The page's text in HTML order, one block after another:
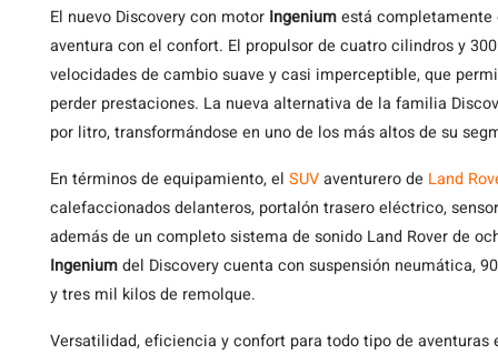
El nuevo Discovery con motor Ingeniumestá completamente
aventura con el confort. El propulsor de cuatro cilindros y
velocidades de cambio suave y casi imperceptible, que
perder prestaciones. La nueva alternativa de la familia
por litro, transformándose en uno de los más altos de su
En términos de equipamiento, el SUVaventurero de Land
calefaccionados delanteros, portalón trasero eléctrico,
además de un completo sistema de sonido Land Rover de
Ingeniumdel Discovery cuenta con suspensión neumática,
y tres mil kilos de remolque.
Versatilidad, eficiencia y confort para todo tipo de aventuras